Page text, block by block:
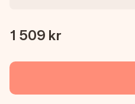
1 509 kr